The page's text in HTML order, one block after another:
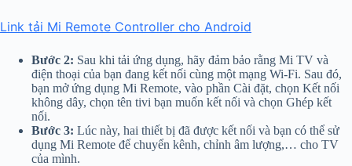
Link tải Mi Remote Controller cho Android
Bước 2: Sau khi tải ứng dụng, hãy đảm bảo rằng Mi TV và
điện thoại của bạn đang kết nối cùng một mạng Wi-Fi. Sau đó,
bạn mở ứng dụng Mi Remote, vào phần Cài đặt, chọn Kết nối
không dây, chọn tên tivi bạn muốn kết nối và chọn Ghép kết
nối.
Bước 3: Lúc này, hai thiết bị đã được kết nối và bạn có thể sử
dụng Mi Remote để chuyển kênh, chỉnh âm lượng,… cho TV
của mình.